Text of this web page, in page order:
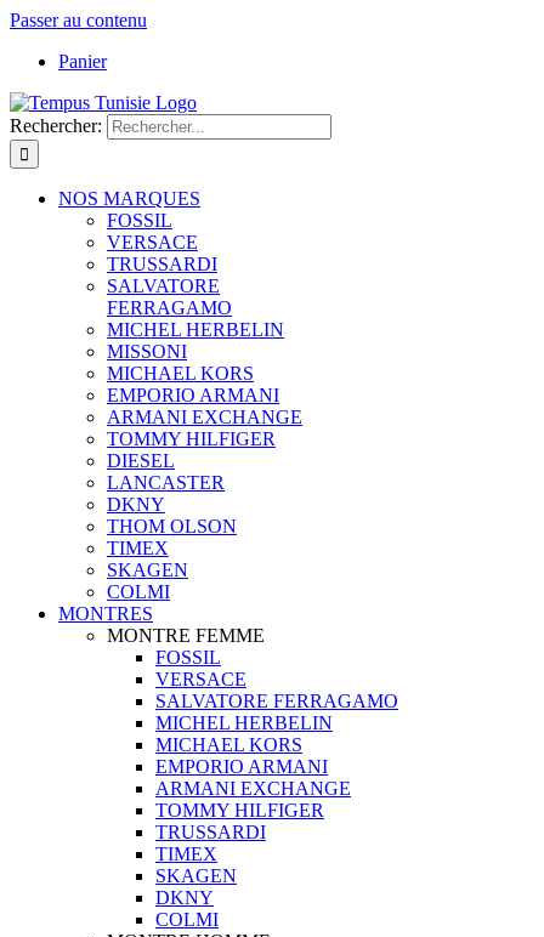
Passer au contenu
Panier
Rechercher:
NOS MARQUES
FOSSIL
VERSACE
TRUSSARDI
SALVATORE
FERRAGAMO
MICHEL HERBELIN
MISSONI
MICHAEL KORS
EMPORIO ARMANI
ARMANI EXCHANGE
TOMMY HILFIGER
DIESEL
LANCASTER
DKNY
THOM OLSON
TIMEX
SKAGEN
COLMI
MONTRES
MONTRE FEMME
FOSSIL
VERSACE
SALVATORE FERRAGAMO
MICHEL HERBELIN
MICHAEL KORS
EMPORIO ARMANI
ARMANI EXCHANGE
TOMMY HILFIGER
TRUSSARDI
TIMEX
SKAGEN
DKNY
COLMI